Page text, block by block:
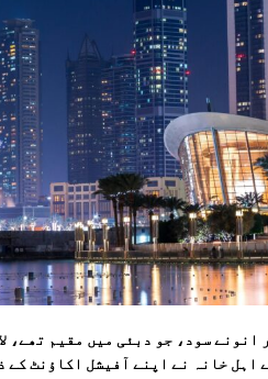
اہل خانہ نے اپنے آفیشل اکاؤنٹ کے